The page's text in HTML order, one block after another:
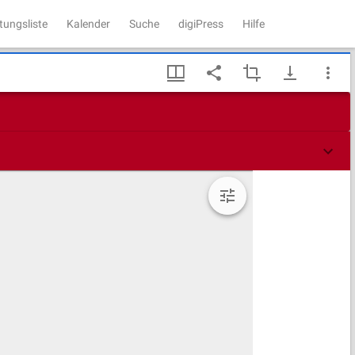
Kalender Suche digiPress Hilfe